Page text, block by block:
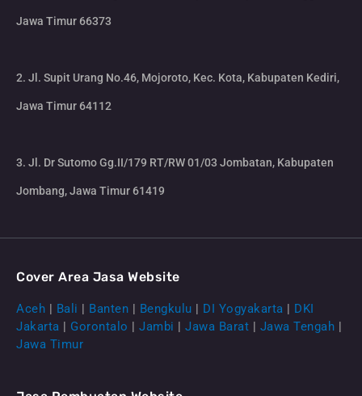
Jawa Timur 66373
2. Jl. Supit Urang No.46, Mojoroto, Kec. Kota, Kabupaten Kediri,
Jawa Timur 64112
3. Jl. Dr Sutomo Gg.II/179 RT/RW 01/03 Jombatan, Kabupaten
Jombang, Jawa Timur 61419
Cover Area Jasa Website
Aceh | Bali | Banten | Bengkulu | DI Yogyakarta | DKI
Jakarta | Gorontalo | Jambi | Jawa Barat | Jawa Tengah |
Jawa Timur